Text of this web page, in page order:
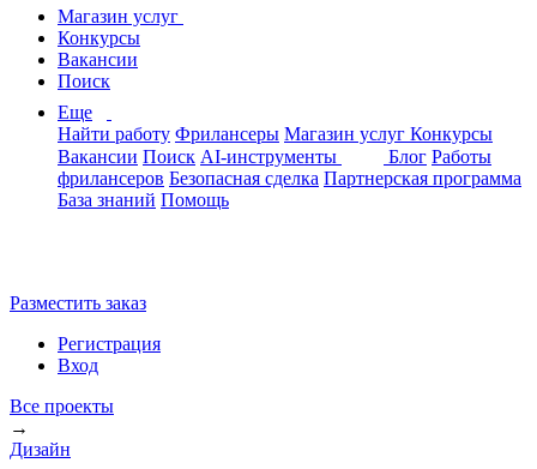
Магазин услуг
Конкурсы
Вакансии
Поиск
Еще
Найти работу Фрилансеры Магазин услуг Конкурсы
Вакансии Поиск AI-инструменты Блог Работы
фрилансеров Безопасная сделка Партнерская программа
База знаний Помощь
Разместить заказ
Регистрация
Вход
Все проекты
→
Дизайн